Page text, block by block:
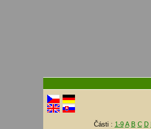
Části : 1-9 A B C D